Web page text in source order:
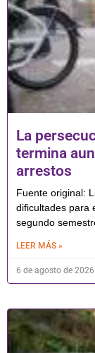
La
termina
arrestos
Fuente original:
dificultades para
segundo
LEER MÁS »
6 de agosto de 2026